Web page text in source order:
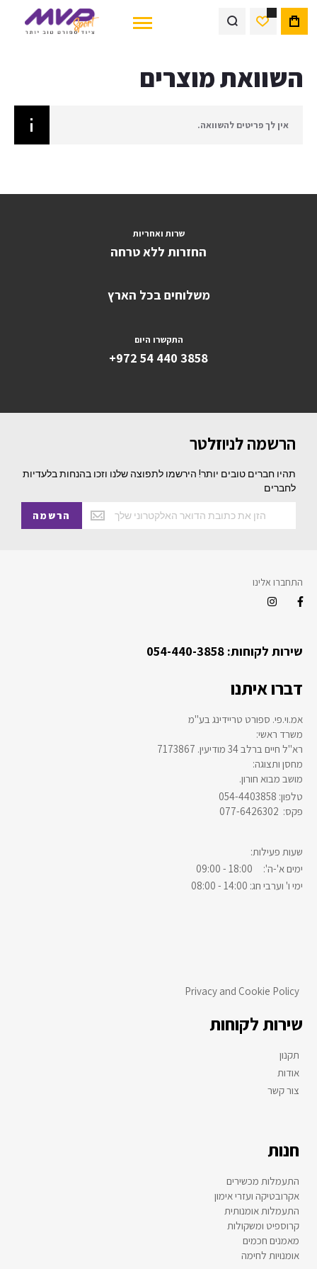
השוואת מוצרים
אין לך פריטים להשוואה.
שרות ואחריות
החזרות ללא טרחה
משלוחים בכל הארץ
התקשרו היום
+972 54 440 3858
הרשמה לניוזלטר
תהיו חברים טובים יותר! הירשמו לתפוצה שלנו וזכו בהנחות בלעדיות
לחברים
הרשמה
התחברו אלינו
שירות לקוחות: 054-440-3858
דברו איתנו
אמ.וי.פי. ספורט טריידינג בע"מ
:משרד ראשי
רא"ל חיים ברלב 34 מודיעין. 7173867
:מחסן ותצוגה
.מושב מבוא חורון
054-4403858 :טלפון
077-6426302 :פקס
:שעות פעילות
ימים א'-ה': 18:00 - 09:00
ימי ו' וערבי חג: 14:00 - 08:00
Privacy and Cookie Policy
שירות לקוחות
תקנון
אודות
צור קשר
התעמלות מכשירים
אקרובטיקה ועזרי אימון
התעמלות אומנותית
קרוספיט ומשקולות
מאמנים חכמים
אומנויות לחימה